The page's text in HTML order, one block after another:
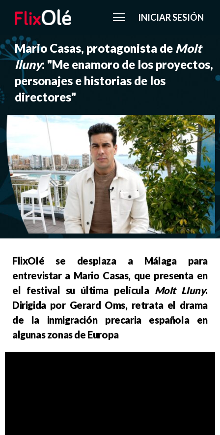
INICIAR SESIÓN
Mario Casas, protagonista de Molt
lluny: "Me enamoro de los proyectos,
personajes e historias de los
directores"
FlixOlé se desplaza a Málaga para
entrevistar a Mario Casas, que presenta en
el festival su última película Molt Lluny.
Dirigida por Gerard Oms, retrata el drama
de la inmigración precaria española en
algunas zonas de Europa